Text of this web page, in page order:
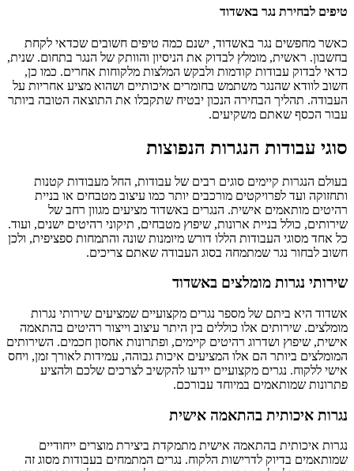
טיפים לבחירת נגר באשדוד
כאשר מחפשים נגר באשדוד, ישנם כמה טיפים חשובים שכדאי לקחת
בחשבון. ראשית, מומלץ לבדוק את הניסיון והוותק של הנגר בתחום. שנית,
כדאי לבדוק עבודות קודמות ולבקש המלצות מלקוחות אחרים. כמו כן,
חשוב לוודא שהנגר משתמש בחומרים איכותיים ושהוא מציע אחריות על
העבודה. תהליך הבחירה הנכון יבטיח שתקבלו את התוצאה הטובה ביותר
עבור הכסף שאתם משקיעים.
סוגי עבודות הנגרות הנפוצות
בעולם הנגרות קיימים סוגים רבים של עבודות, החל מעבודות קטנות
ותחזוקה ועד לפרויקטים מורכבים יותר כמו עיצוב מטבחים או בניית
רהיטים מותאמים אישית. הנגרים באשדוד מציעים מגוון רחב של
שירותים, כולל בניית ארונות, שיפוץ מטבחים, תיקוני רהיטים ישנים, ועוד.
כל אחד מסוגי העבודות הללו דורש מיומנות שונה והתמחות ספציפית, ולכן
חשוב לבחור נגר שמתמחה בסוג העבודה שאתם צריכים.
שירותי נגרות מומלצים באשדוד
אשדוד היא ביתם של מספר נגרים מקצועיים שמציעים שירותי נגרות
מומלצים. שירותים אלו כוללים בין היתר עיצוב וייצור רהיטים בהתאמה
אישית, שיפוץ ושדרוג רהיטים קיימים, ופתרונות אחסון חכמים. השירותים
המומלצים ביותר הם אלו המציעים איכות גבוהה, עמידות לאורך זמן, ויחס
אישי ללקוח. נגרים מקצועיים יידעו להקשיב לצרכים שלכם ולהציע
פתרונות שמותאמים במיוחד עבורכם.
נגרות איכותית בהתאמה אישית
נגרות איכותית בהתאמה אישית מתמקדת ביצירת מוצרים ייחודיים
שמותאמים בדיוק לדרישות הלקוח. נגרים המתמחים בעבודות מסוג זה